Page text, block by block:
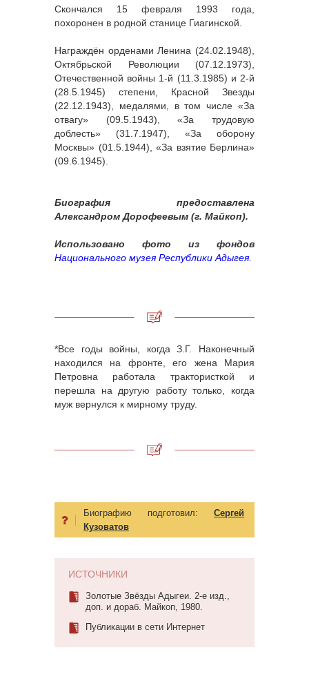
Скончался 15 февраля 1993 года,
похоронен в родной станице Гиагинской.
Награждён орденами Ленина (24.02.1948),
Октябрьской Революции (07.12.1973),
Отечественной войны 1-й (11.3.1985) и 2-й
(28.5.1945) степени, Красной Звезды
(22.12.1943), медалями, в том числе «За
отвагу» (09.5.1943), «За трудовую
доблесть» (31.7.1947), «За оборону
Москвы» (01.5.1944), «За взятие Берлина»
(09.6.1945).
Биография предоставлена
Александром Дорофеевым (г. Майкоп).
Использовано фото из фондов
Национального музея Республики Адыгея.
*Все годы войны, когда З.Г. Наконечный
находился на фронте, его жена Мария
Петровна работала трактористкой и
перешла на другую работу только, когда
муж вернулся к мирному труду.
Биографию подготовил: Сергей
Кузоватов
ИСТОЧНИКИ
Золотые Звёзды Адыгеи. 2-е изд.,
доп. и дораб. Майкоп, 1980.
Публикации в сети Интернет